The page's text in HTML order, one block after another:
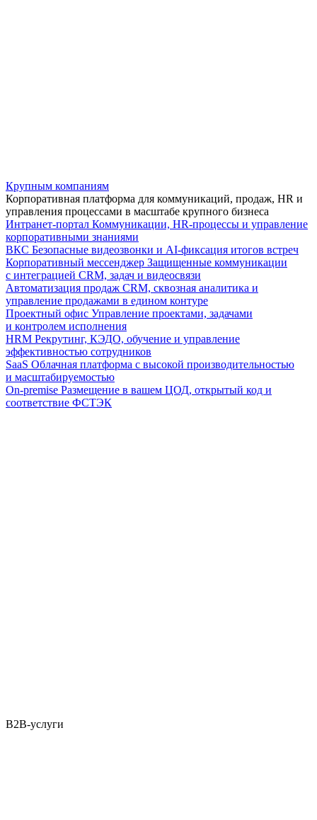
Крупным компаниям
Корпоративная платформа для коммуникаций, продаж, HR и
управления процессами в масштабе крупного бизнеса
Интранет-портал Коммуникации, HR-процессы и управление
корпоративными знаниями
ВКС Безопасные видеозвонки и AI-фиксация итогов встреч
Корпоративный мессенджер Защищенные коммуникации
с интеграцией CRM, задач и видеосвязи
Автоматизация продаж CRM, сквозная аналитика и
управление продажами в едином контуре
Проектный офис Управление проектами, задачами
и контролем исполнения
HRM Рекрутинг, КЭДО, обучение и управление
эффективностью сотрудников
SaaS Облачная платформа с высокой производительностью
и масштабируемостью
On-premise Размещение в вашем ЦОД, открытый код и
соответствие ФСТЭК
B2B-услуги